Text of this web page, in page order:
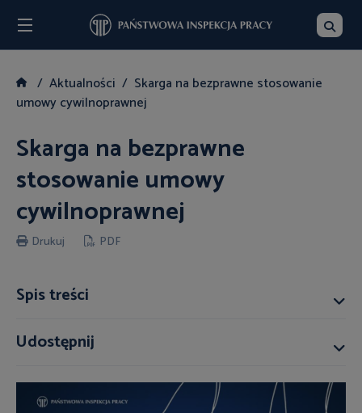
Aktualności
Skarga na bezprawne stosowanie
umowy cywilnoprawnej
Skarga na bezprawne
stosowanie umowy
cywilnoprawnej
Drukuj PDF
Spis treści
Udostępnij
Szukaj